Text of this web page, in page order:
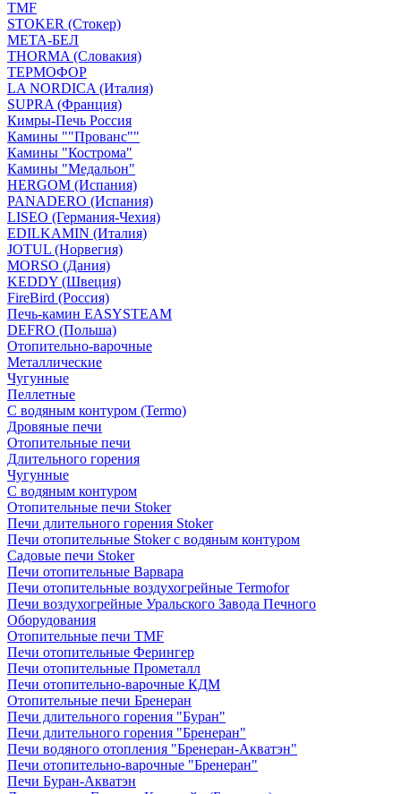
TMF
STOKER (Стокер)
МЕТА-БЕЛ
THORMA (Словакия)
ТЕРМОФОР
LA NORDICA (Италия)
SUPRA (Франция)
Кимры-Печь Россия
Камины ""Прованс""
Камины "Кострома"
Камины "Медальон"
HERGOM (Испания)
PANADERO (Испания)
LISEO (Германия-Чехия)
EDILKAMIN (Италия)
JOTUL (Норвегия)
MORSO (Дания)
KEDDY (Швеция)
FireBird (Россия)
Печь-камин EASYSTEAM
DEFRO (Польша)
Отопительно-варочные
Металлические
Чугунные
Пеллетные
С водяным контуром (Termo)
Дровяные печи
Отопительные печи
Длительного горения
Чугунные
C водяным контуром
Отопительные печи Stoker
Печи длительного горения Stoker
Печи отопительные Stoker с водяным контуром
Садовые печи Stoker
Печи отопительные Варвара
Печи отопительные воздухогрейные Termofor
Печи воздухогрейные Уральского Завода Печного
Оборудования
Отопительные печи TMF
Печи отопительные Ферингер
Печи отопительные Прометалл
Печи отопительно-варочные КДМ
Отопительные печи Бренеран
Печи длительного горения "Буран"
Печи длительного горения "Бренеран"
Печи водяного отопления "Бренеран-Акватэн"
Печи отопительно-варочные "Бренеран"
Печи Буран-Акватэн